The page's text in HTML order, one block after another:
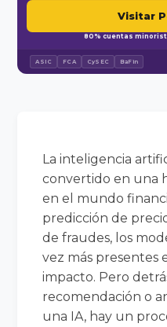
Visitar
80% cuentas
ASIC FCA CySEC BaFin
La inteligencia
convertido en una
en el mundo
predicción de
de fraudes, los
vez más presentes
impacto. Pero
recomendación o
una IA, hay un